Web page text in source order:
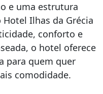
e uma estrutura
Hotel Ilhas da Grécia
conforto e
o hotel oferece
para quem quer
comodidade.